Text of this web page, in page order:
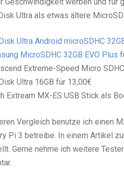
Ultra als etwas ältere
Ultra Android microSDHC
MicroSDHC 32GB EVO Plus
Extreme-Speed Micro
Ultra 16GB für 13,00€
Extream MX-ES USB Stick als
Vergleich benutze ich einen
Pi 3 betreibe. In einem Artikel
Gerne nehme ich weitere